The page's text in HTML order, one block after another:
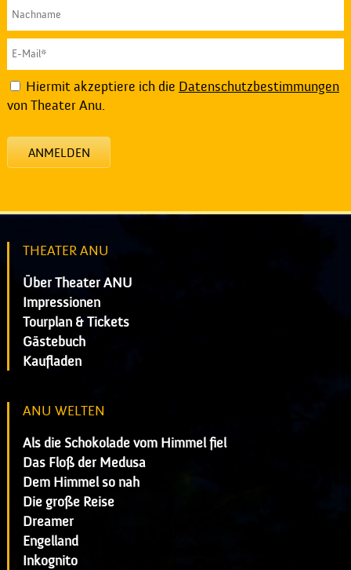
Hiermit akzeptiere ich die Datenschutzbestimmungen
von Theater Anu.
ANMELDEN
THEATER ANU
Über Theater ANU
Impressionen
Tourplan & Tickets
Gästebuch
Kaufladen
ANU WELTEN
Als die Schokolade vom Himmel fiel
Das Floß der Medusa
Dem Himmel so nah
Die große Reise
Dreamer
Engelland
Inkognito